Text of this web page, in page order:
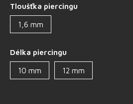
Tloušťka piercingu
1,6 mm
Délka piercingu
10 mm 12 mm